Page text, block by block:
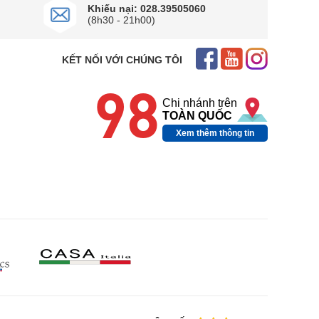
Khiếu nại: 028.39505060
(8h30 - 21h00)
KẾT NỐI VỚI CHÚNG TÔI
98 Chi nhánh trên
TOÀN QUỐC
Xem thêm thông tin